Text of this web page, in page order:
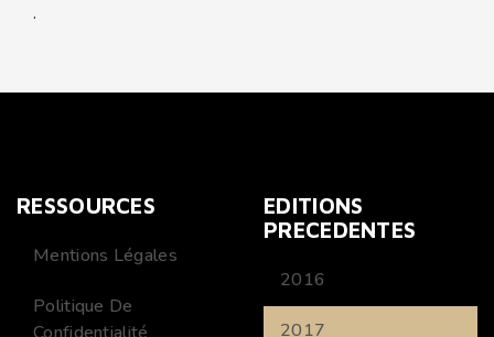
.
RESSOURCES
Mentions Légales
Politique De
EDITIONS
PRECEDENTES
2016
2017